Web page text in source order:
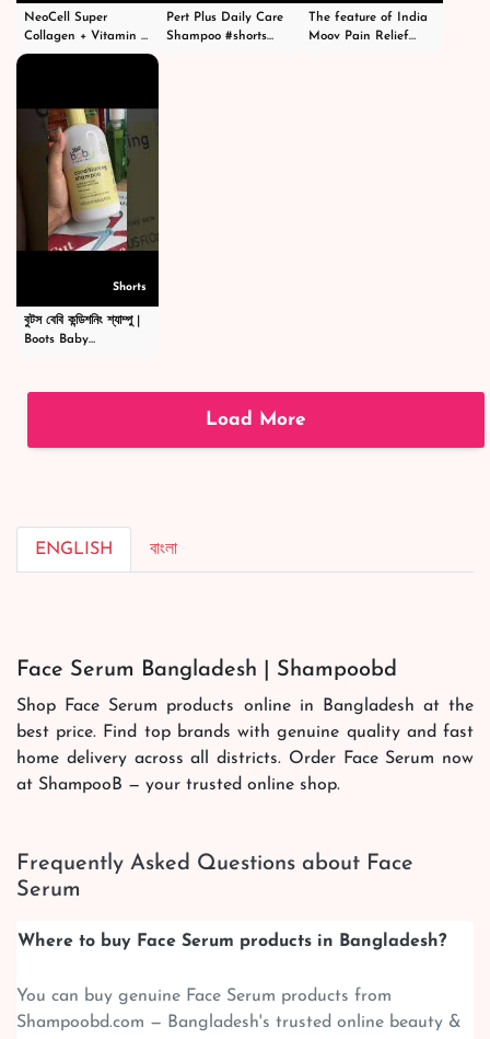
NeoCell Super
Collagen + Vitamin C
With Biotin #short
Pert Plus Daily Care
Shampoo #shorts
The feature of India
Moov Pain Relief
Shorts
বুটস বেবি কন্ডিশনিং শ্যাম্পু |
Boots Baby
|#shortsvideo
Load More
ENGLISH বাংলা
Face Serum Bangladesh | Shampoobd
Shop Face Serum products online in Bangladesh at the
best price. Find top brands with genuine quality and fast
home delivery across all districts. Order Face Serum now
at ShampooB — your trusted online shop.
Frequently Asked Questions about Face
Serum
Where to buy Face Serum products in Bangladesh?
You can buy genuine Face Serum products from
Shampoobd.com — Bangladesh's trusted online beauty &